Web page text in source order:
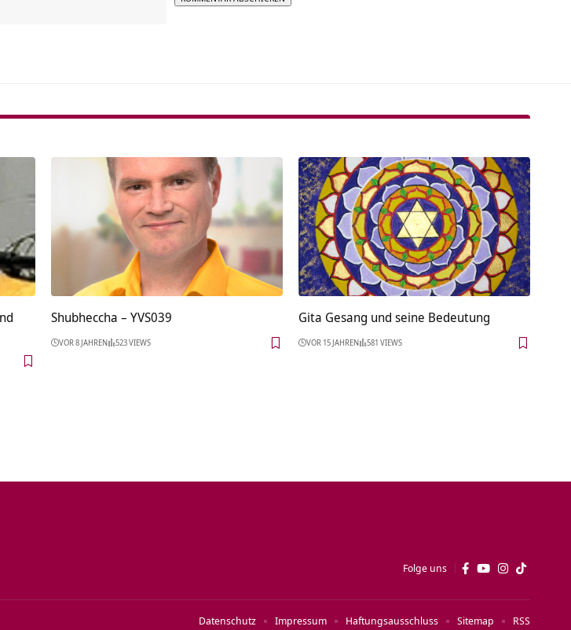
Shubheccha – YVS039
VOR 8 JAHREN 523 VIEWS
Gita Gesang und seine Bedeutung
VOR 15 JAHREN 581 VIEWS
Folge uns
Datenschutz Impressum Haftungsausschluss Sitemap RSS